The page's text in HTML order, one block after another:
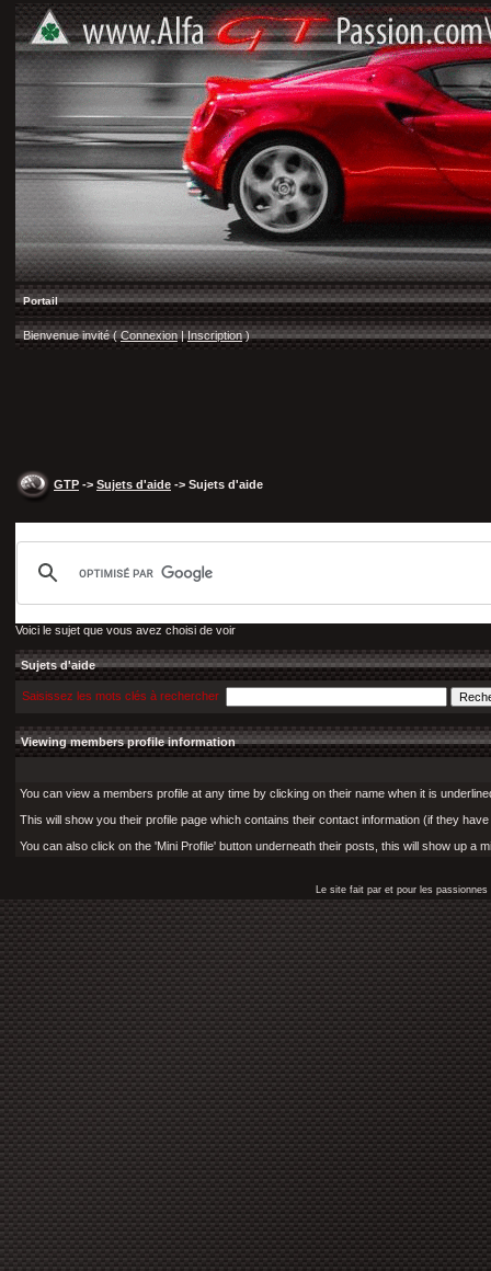
Portail
Bienvenue invité ( Connexion |Inscription)
GTP -> Sujets d'aide -> Sujets d'aide
Voici le sujet que vous avez choisi de voir
Sujets d'aide
Saisissez les mots clés à rechercher
Viewing members profile information
You can view a members profile at any time by clicking on their name when it is
This will show you their profile page which contains their contact information (if they
You can also click on the 'Mini Profile' button underneath their posts, this will show up
Le site fait par et pour les